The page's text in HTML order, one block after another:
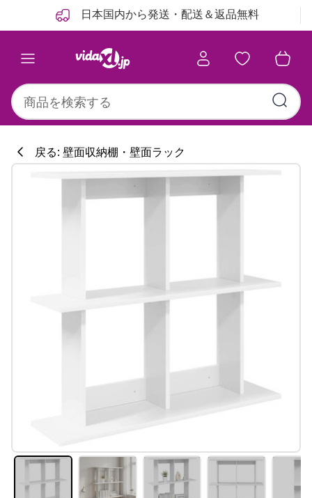
日本国内から発送・配送＆返品無料
戻る: 壁面収納棚・壁面ラック